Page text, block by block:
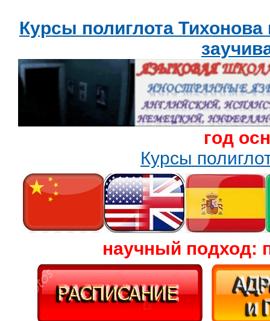
Курсы полиглота
год
Курсы
научный подход: